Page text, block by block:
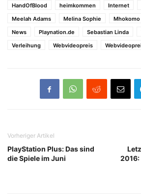
HandOfBlood
heimkommen Internet
Meelah Adams
Melina Sophie Mhokomo
News
Playnation.de Sebastian Linda
Verleihung
Webvideopreis
Vorheriger Artikel
PlayStation Plus: Das sind
die Spiele im Juni